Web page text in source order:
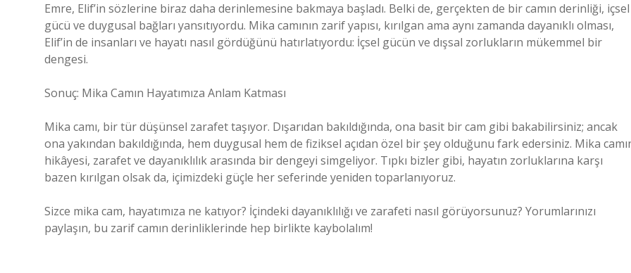
Emre, Elif’in sözlerine biraz daha derinlemesine bakmaya başladı. Belki de, gerçekten de bir camın derinliği, içsel
gücü ve duygusal bağları yansıtıyordu. Mika camının zarif yapısı, kırılgan ama aynı zamanda dayanıklı olması,
Elif’in de insanları ve hayatı nasıl gördüğünü hatırlatıyordu: İçsel gücün ve dışsal zorlukların mükemmel bir
dengesi.
Sonuç: Mika Camın Hayatımıza Anlam Katması
Mika camı, bir tür düşünsel zarafet taşıyor. Dışarıdan bakıldığında, ona basit bir cam gibi bakabilirsiniz; ancak
ona yakından bakıldığında, hem duygusal hem de fiziksel açıdan özel bir şey olduğunu fark edersiniz. Mika
hikâyesi, zarafet ve dayanıklılık arasında bir dengeyi simgeliyor. Tıpkı bizler gibi, hayatın zorluklarına karşı
bazen kırılgan olsak da, içimizdeki güçle her seferinde yeniden toparlanıyoruz.
Sizce mika cam, hayatımıza ne katıyor? İçindeki dayanıklılığı ve zarafeti nasıl görüyorsunuz? Yorumlarınızı
paylaşın, bu zarif camın derinliklerinde hep birlikte kaybolalım!